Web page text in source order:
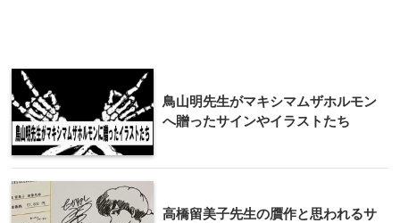
鳥山明先生がマキシマムザホルモン
へ贈ったサインやイラストたち
高橋留美子先生の贋作と思われるサ